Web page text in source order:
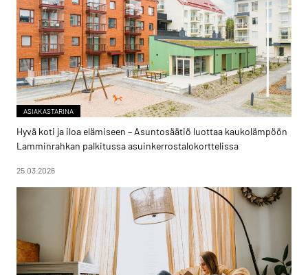
ASIAKASTARINA
Hyvä koti ja iloa elämiseen – Asuntosäätiö luottaa kaukolämpöön
Lamminrahkan palkitussa asuinkerrostalokorttelissa
25.03.2026